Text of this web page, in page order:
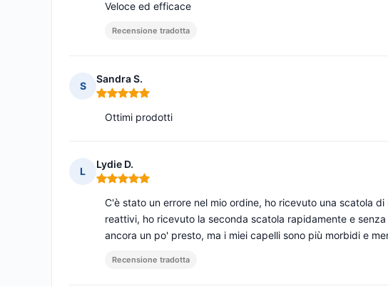
Veloce ed efficace
Recensione tradotta
S
Sandra S.
Nota: 5 su 5
Ottimi prodotti
L
Lydie D.
Nota: 5 su 5
C'è stato un errore nel mio ordine, ho ricevuto una scatola
reattivi, ho ricevuto la seconda scatola rapidamente e
ancora un po' presto, ma i miei capelli sono più morbidi e
Recensione tradotta